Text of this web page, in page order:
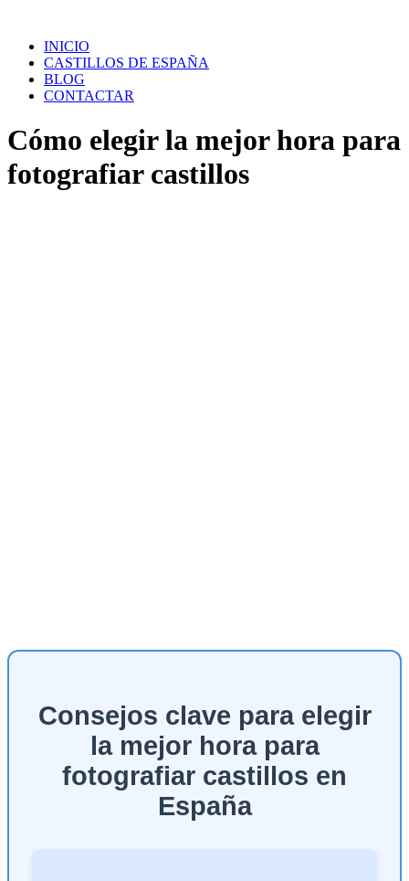
contenidoINICIO
CASTILLOS DE ESPAÑA
BLOG
CONTACTAR
Cómo elegir la mejor hora para
fotografiar castillos
Consejos clave para elegir
la mejor hora para
fotografiar castillos en
España